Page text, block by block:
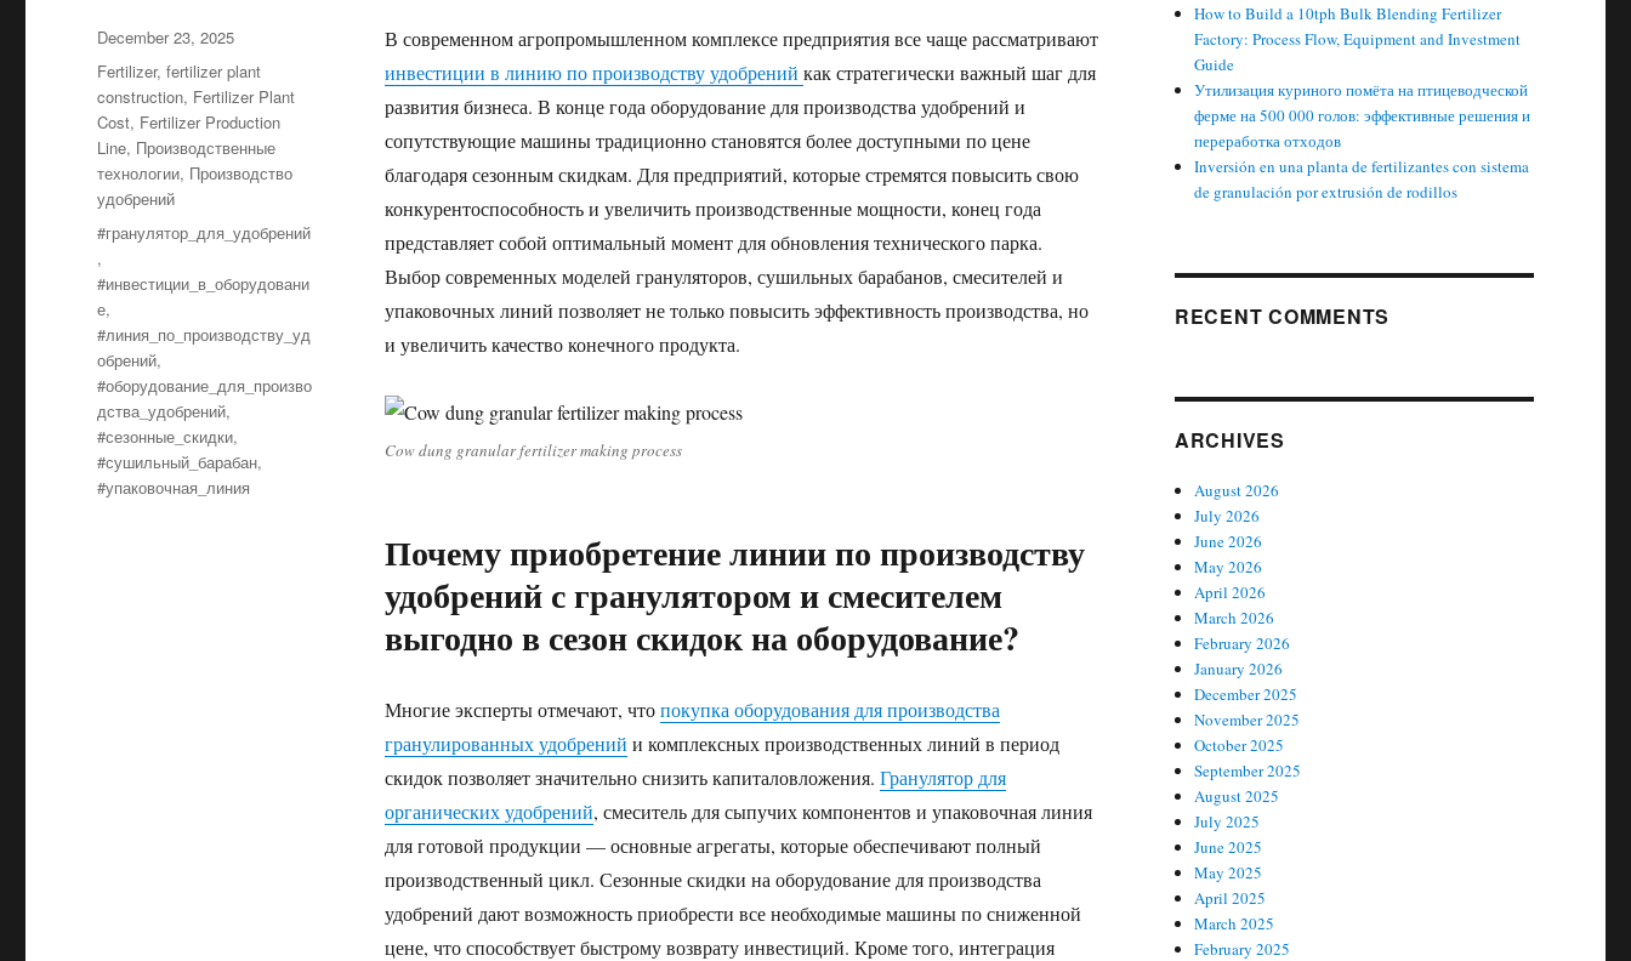
В современном агропромышленном комплексе предприятия все чаще рассматривают
инвестиции в линию по производству удобрений как стратегически важный шаг для
развития бизнеса. В конце года оборудование для производства удобрений и
сопутствующие машины традиционно становятся более доступными по цене
благодаря сезонным скидкам. Для предприятий, которые стремятся повысить свою
конкурентоспособность и увеличить производственные мощности, конец года
представляет собой оптимальный момент для обновления технического парка.
Выбор современных моделей грануляторов, сушильных барабанов, смесителей и
упаковочных линий позволяет не только повысить эффективность производства, но
и увеличить качество конечного продукта.
Cow dung granular fertilizer making process
Почему приобретение линии по производству
удобрений с гранулятором и смесителем
выгодно в сезон скидок на оборудование?
Многие эксперты отмечают, чтопокупка оборудования для производства
гранулированных удобрений и комплексных производственных линий в период
скидок позволяет значительно снизить капиталовложения. Гранулятор для
органических удобрений, смеситель для сыпучих компонентов и упаковочная линия
для готовой продукции — основные агрегаты, которые обеспечивают полный
производственный цикл. Сезонные скидки на оборудование для производства
удобрений дают возможность приобрести все необходимые машины по сниженной
цене, что способствует быстрому возврату инвестиций. Кроме того, интеграция
Posted
on
December 23, 2025
Categories
Fertilizer,fertilizer plant
construction, Fertilizer Plant
Cost, Fertilizer Production
Line, Производственные
технологии, Производство
удобрений
Tags
#гранулятор_для_удобрений
,
#инвестиции_в_оборудовани
е,
#линия_по_производству_уд
обрений,
#оборудование_для_произво
дства_удобрений,
#сезонные_скидки,
#сушильный_барабан,
#упаковочная_линия
How to Build a 10tph Bulk Blending Fertilizer
Factory: Process Flow, Equipment and Investment
Guide
Утилизация куриного помёта на птицеводческой
ферме на 500 000 голов: эффективные решения и
переработка отходов
Inversión en una planta de fertilizantes con sistema
de granulación por extrusión de rodillos
RECENT COMMENTS
ARCHIVES
August 2026
July 2026
June 2026
May 2026
April 2026
March 2026
February 2026
January 2026
December 2025
November 2025
October 2025
September 2025
August 2025
July 2025
June 2025
May 2025
April 2025
March 2025
February 2025